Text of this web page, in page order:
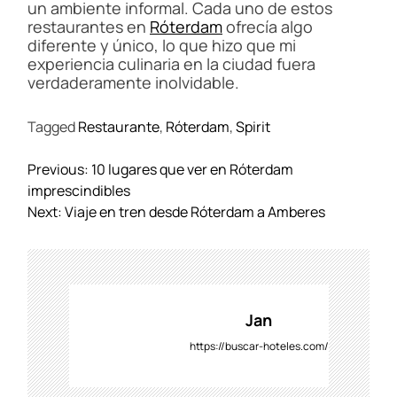
un ambiente informal. Cada uno de estos
restaurantes en Róterdamofrecía algo
diferente y único, lo que hizo que mi
experiencia culinaria en la ciudad fuera
verdaderamente inolvidable.
TaggedRestaurante, Róterdam,Spirit
N
a
v
g
a
c
i
ó
n
d
Previous: 10 lugares que ver en Róterdam
imprescindibles
Next:Viaje en tren desde Róterdam a Amberes
Jan
https://buscar-hoteles.com/